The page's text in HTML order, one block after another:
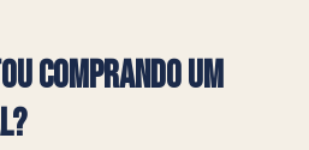
comprando um